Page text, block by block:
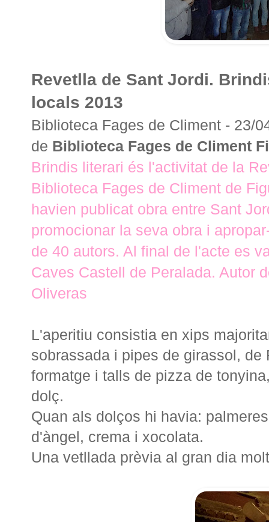
Revetlla de Sant Jordi.
locals 2013
Biblioteca Fages de Climent - 23/
de Biblioteca Fages de Climent
Brindis literari és l'activitat de la
Biblioteca Fages de Climent de
havien publicat obra entre Sant
promocionar la seva obra i
de 40 autors. Al final de l'acte es
Caves Castell de Peralada. Autor
Oliveras
L'aperitiu consistia en xips
sobrassada i pipes de girassol,
formatge i talls de pizza de
dolç.
Quan als dolços hi havia:
d'àngel, crema i xocolata.
Una vetllada prèvia al gran dia